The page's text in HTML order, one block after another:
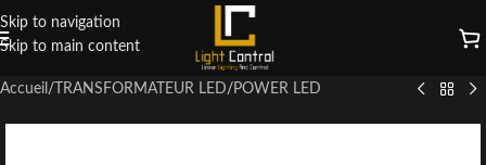
Skip to navigation
Skip to main content
Accueil / TRANSFORMATEUR LED/ POWER LED